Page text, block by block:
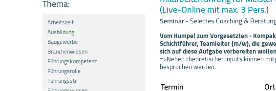
Thema:
Arbeitszeit
Ausbildung
Baugewerbe
Branchenwissen
Führungskompetenz
Führungsrolle
Führungsstil
(Live-Online mit max. 3 Pers.)
Seminar-Selectes Coaching &
Vom Kumpel zum Vorgesetzten -
Schichtführer, Teamleiter (m/w), die
sich auf diese Aufgabe vorbereiten
=>Neben theoretischer Inputs können
besprochen werden.
Termin Ort